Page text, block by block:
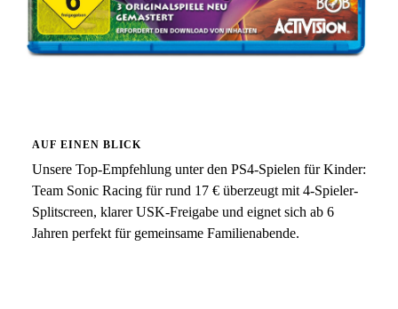
AUF EINEN BLICK
Unsere Top-Empfehlung unter den PS4-Spielen für Kinder:
Team Sonic Racing für rund 17 € überzeugt mit 4-Spieler-
Splitscreen, klarer USK-Freigabe und eignet sich ab 6
Jahren perfekt für gemeinsame Familienabende.